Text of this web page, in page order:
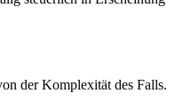
der Komplexität des Falls.